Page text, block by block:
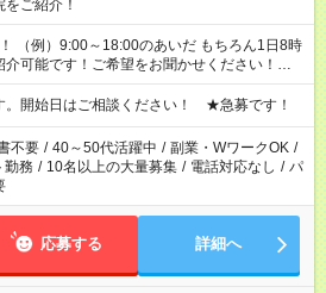
ご紹介！
（例）9:00～18:00のあいだ もちろん1日8時
介可能です！ご希望をお聞かせください！★家
必要な場合も遠慮なくご相談ください。 ※
の勤務が必要です
。開始日はご相談ください！ ★急募です！
不要 / 40～50代活躍中 / 副業・WワークOK /
勤務 / 10名以上の大量募集 / 電話対応なし / パ
応募する 詳細へ